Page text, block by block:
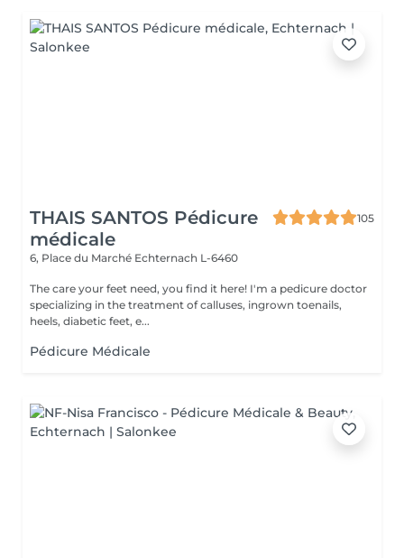
THAIS SANTOS Pédicure
médicale
105
6, Place du Marché Echternach L-6460
The care your feet need, you find it here! I'm a pedicure doctor
specializing in the treatment of calluses, ingrown toenails,
heels, diabetic feet, e...
Pédicure Médicale